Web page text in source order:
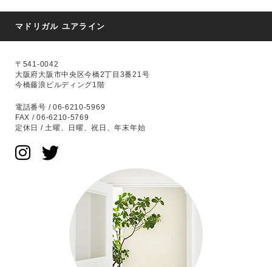
マドリガル ユアライン
〒541-0042
大阪府大阪市中央区今橋2丁目3番21号
今橋藤浪ビルディング1階
電話番号 / 06-6210-5969
FAX / 06-6210-5769
定休日 / 土曜、日曜、祝日、年末年始